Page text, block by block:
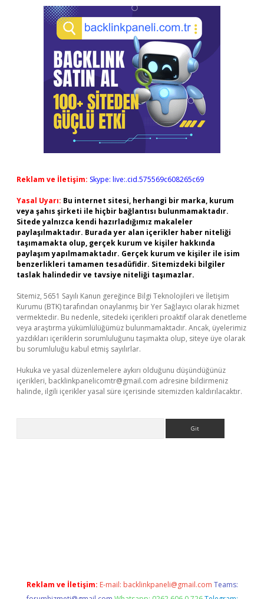
Reklam ve İletişim: Skype: live:.cid.575569c608265c69
Yasal Uyarı: Bu internet sitesi, herhangi bir marka, kurum
veya şahıs şirketi ile hiçbir bağlantısı bulunmamaktadır.
Sitede yalnızca kendi hazırladığımız makaleler
paylaşılmaktadır. Burada yer alan içerikler haber niteliği
taşımamakta olup, gerçek kurum ve kişiler hakkında
paylaşım yapılmamaktadır. Gerçek kurum ve kişiler ile isim
benzerlikleri tamamen tesadüfidir. Sitemizdeki bilgiler
taslak halindedir ve tavsiye niteliği taşımazlar.
Sitemiz, 5651 Sayılı Kanun gereğince Bilgi Teknolojileri ve İletişim
Kurumu (BTK) tarafından onaylanmış bir Yer Sağlayıcı olarak hizmet
vermektedir. Bu nedenle, sitedeki içerikleri proaktif olarak denetleme
veya araştırma yükümlülüğümüz bulunmamaktadır. Ancak, üyelerimiz
yazdıkları içeriklerin sorumluluğunu taşımakta olup, siteye üye olarak
bu sorumluluğu kabul etmiş sayılırlar.
Hukuka ve yasal düzenlemelere aykırı olduğunu düşündüğünüz
içerikleri, backlinkpanelicomtr@gmail.com adresine bildirmeniz
halinde, ilgili içerikler yasal süre içerisinde sitemizden kaldırılacaktır.
Reklam ve İletişim: E-mail: backlinkpaneli@gmail.com Teams: